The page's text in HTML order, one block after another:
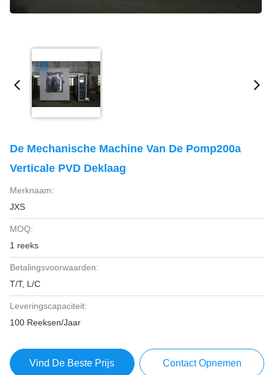
De Mechanische Machine Van De Pomp200a
Verticale PVD Deklaag
Merknaam:
JXS
MOQ:
1 reeks
Betalingsvoorwaarden:
T/T, L/C
Leveringscapaciteit:
100 Reeksen/Jaar
Vind De Beste Prijs Contact Opnemen